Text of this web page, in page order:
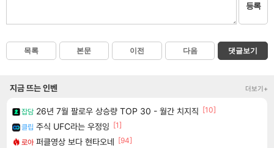
등록
목록 본문 이전 다음 댓글보기
지금 뜨는 인벤 더보기+
잡담 26년 7월 팔로우 상승량 TOP 30 - 월간 치지직 [10]
클립 주식 UFC라는 우정잉 [1]
로아 퍼클영상 보다 현타오네 [94]